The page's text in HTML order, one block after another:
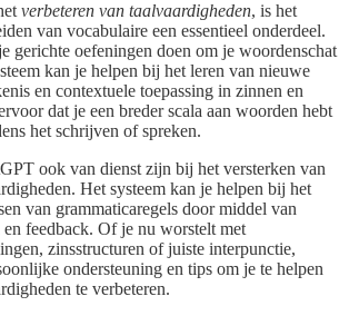
verbeteren van taalvaardigheden, is het
van vocabulaire een essentieel onderdeel.
gerichte oefeningen doen om je woordenschat
kan je helpen bij het leren van nieuwe
en contextuele toepassing in zinnen en
dat je een breder scala aan woorden hebt
het schrijven of spreken.
ook van dienst zijn bij het versterken van
Het systeem kan je helpen bij het
van grammaticaregels door middel van
feedback. Of je nu worstelt met
zinsstructuren of juiste interpunctie,
ondersteuning en tips om je te helpen
te verbeteren.